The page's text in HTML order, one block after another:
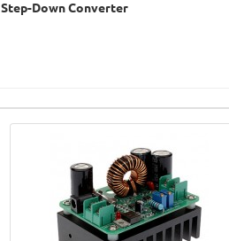
Step-DownConverter